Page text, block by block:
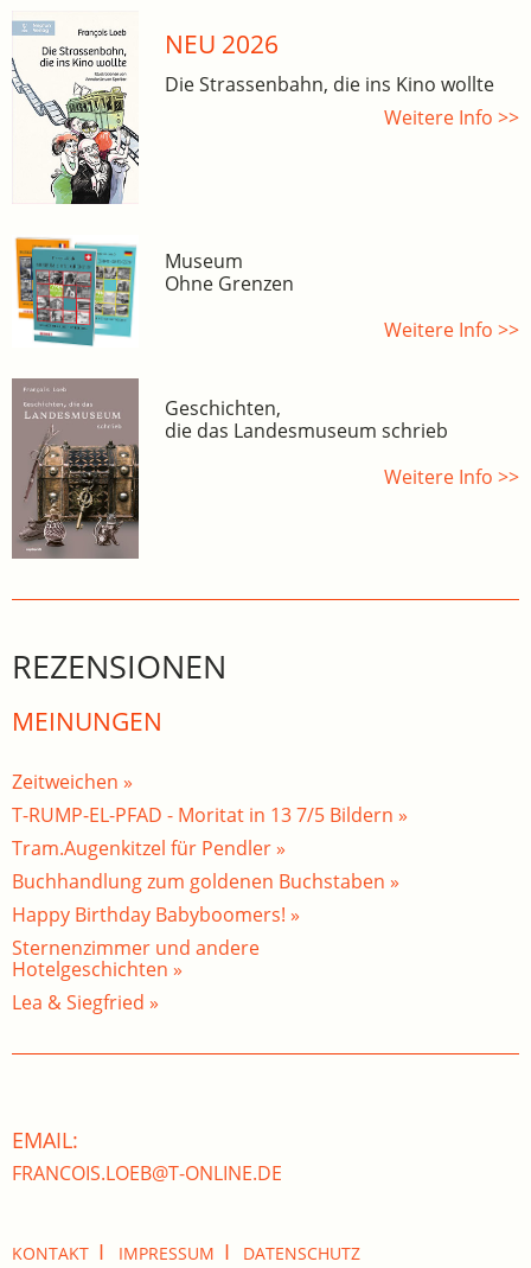
NEU 2026
Die Strassenbahn, die ins Kino wollte
Weitere Info >>
Museum
Ohne Grenzen
Weitere Info >>
Geschichten,
die das Landesmuseum schrieb
Weitere Info >>
REZENSIONEN
MEINUNGEN
Zeitweichen »
T-RUMP-EL-PFAD - Moritat in 13 7/5 Bildern »
Tram.Augenkitzel für Pendler »
Buchhandlung zum goldenen Buchstaben »
Happy Birthday Babyboomers! »
Sternenzimmer und andere
Hotelgeschichten »
Lea & Siegfried »
EMAIL:
FRANCOIS.LOEB@T-ONLINE.DE
KONTAKT I IMPRESSUM I DATENSCHUTZ